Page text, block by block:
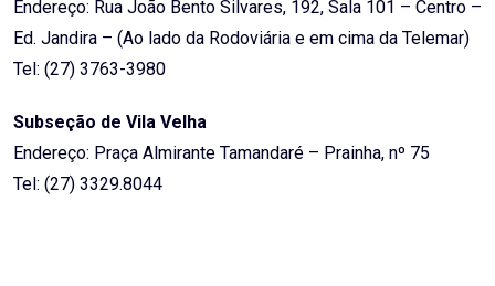
Endereço: Rua João Bento Silvares, 192, Sala 101 – Centro –
Ed. Jandira – (Ao lado da Rodoviária e em cima da Telemar)
Tel: (27) 3763-3980
Subseção de Vila Velha
Endereço: Praça Almirante Tamandaré – Prainha, nº 75
Tel: (27) 3329.8044